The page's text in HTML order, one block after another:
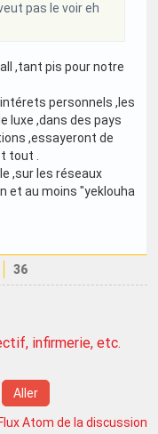
pas le voir eh
,tant pis pour notre
personnels ,les
luxe ,dans des pays
,essayeront de
tout .
,sur les réseaux
et au moins "yeklouha
36
infirmerie, etc.
Atom de la discussion